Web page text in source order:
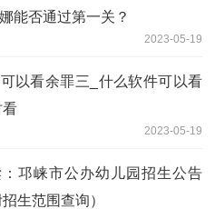
能否通过第一关？
2023-05-19
以看余罪三_什么软件可以看
看
2023-05-19
邛崃市公办幼儿园招生公告
生范围查询）